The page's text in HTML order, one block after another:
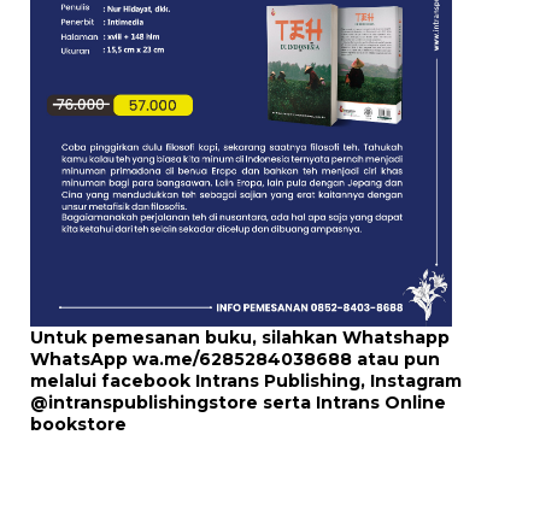
Untuk pemesanan buku, silahkan Whatshapp
WhatsApp wa.me/6285284038688 atau pun
melalui facebook Intrans Publishing, Instagram
@intranspublishingstore serta Intrans Online
bookstore